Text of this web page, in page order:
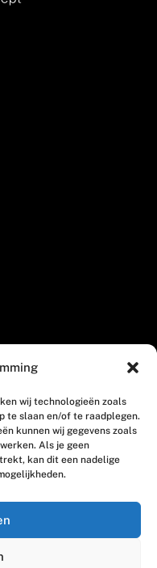
wij technologieën zoals
te slaan en/of te raadplegen.
kunnen wij gegevens zoals
Als je geen
kan dit een nadelige